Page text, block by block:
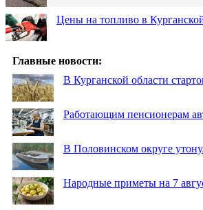
Цены на топливо в
Главные новости:
В Курганской области
Работающим пенсионерам
В Половинском округе
Народные приметы на 7